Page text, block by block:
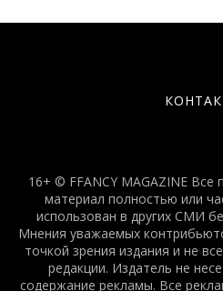
16+ © FFANCY MAGAZINE
материал полностью или
использован в других СМИ
Мнения уважаемых
точкой зрения издания и не
редакции. Издатель не
содержание рекламы. Все